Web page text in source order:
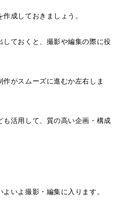
成しておきましょう。
ておくと、撮影や編集の際に役
がスムーズに進むか左右しま
活用して、質の高い企画・構成
いよ撮影・編集に入ります。